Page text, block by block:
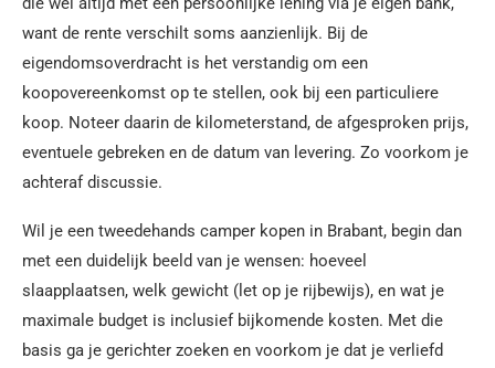
want de rente verschilt soms aanzienlijk. Bij de
eigendomsoverdracht is het verstandig om een
koopovereenkomst op te stellen, ook bij een particuliere
koop. Noteer daarin de kilometerstand, de afgesproken prijs,
eventuele gebreken en de datum van levering. Zo voorkom je
achteraf discussie.
Wil je een tweedehands camper kopen in Brabant, begin dan
met een duidelijk beeld van je wensen: hoeveel
slaapplaatsen, welk gewicht (let op je rijbewijs), en wat je
maximale budget is inclusief bijkomende kosten. Met die
basis ga je gerichter zoeken en voorkom je dat je verliefd